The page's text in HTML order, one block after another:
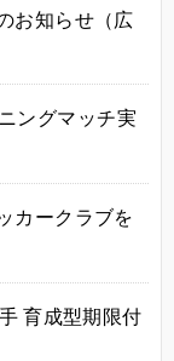
お知らせ（広
ングマッチ実
カークラブを
育成型期限付